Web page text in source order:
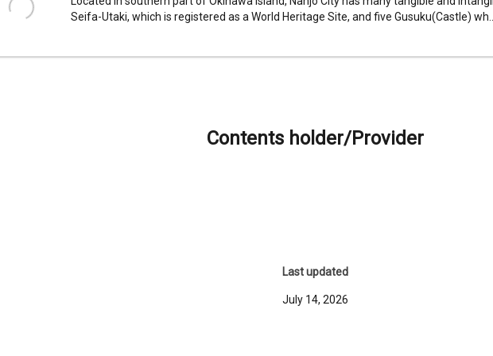
Seifa-Utaki, which is registered as a World Heritage Site, and five Gusuku(Castle) wh...
Contents holder/Provider
Last updated
July 14, 2026